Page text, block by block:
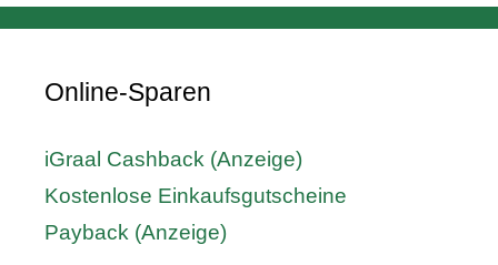
Online-Sparen
iGraal Cashback (Anzeige)
Kostenlose Einkaufsgutscheine
Payback (Anzeige)